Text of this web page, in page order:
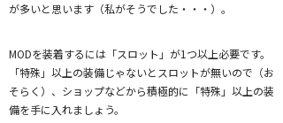
が多いと思います（私がそうでした・・・）。
MODを装着するには「スロット」が1つ以上必要です。
「特殊」以上の装備じゃないとスロットが無いので（お
そらく）、ショップなどから積極的に「特殊」以上の装
備を手に入れましょう。